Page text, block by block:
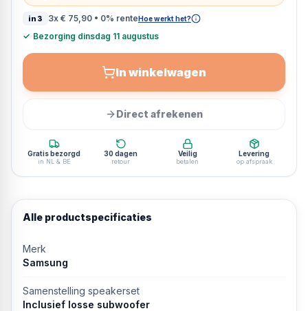
in3 3x € 75,90• 0% renteHoe werkt het?
✓ Bezorging dinsdag 11 augustus
In winkelwagen
Direct afrekenen
Gratis bezorgd
in NL & BE
30 dagen
retour
Veilig
betalen
Levering
op afspraak
Alle productspecificaties
Merk
Samsung
Samenstelling speakerset
Inclusief losse subwoofer